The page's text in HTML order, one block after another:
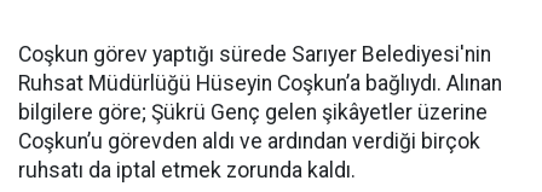
Coşkun görev yaptığı sürede Sarıyer Belediyesi'nin
Ruhsat Müdürlüğü Hüseyin Coşkun’a bağlıydı. Alınan
bilgilere göre; Şükrü Genç gelen şikâyetler üzerine
Coşkun’u görevden aldı ve ardından verdiği birçok
ruhsatı da iptal etmek zorunda kaldı.